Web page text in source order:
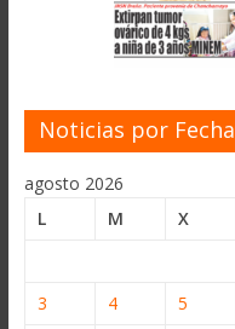
Noticias por Fecha
agosto 2026
L
M X
3
4 5